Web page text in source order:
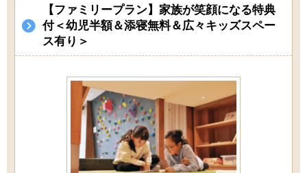
【ファミリープラン】家族が笑顔になる特典
付＜幼児半額＆添寝無料＆広々キッズスペー
ス有り＞